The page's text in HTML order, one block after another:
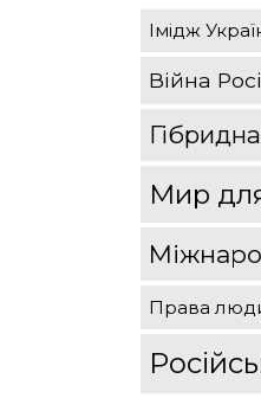
Імідж
Війна
Мир
Права